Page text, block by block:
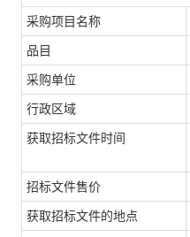
采购项目名称
品目
采购单位
行政区域
获取招标文件时间
招标文件售价
获取招标文件的地点